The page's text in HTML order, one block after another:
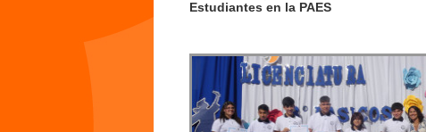
Estudiantes en la PAES